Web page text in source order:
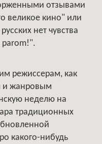
отзывами
великое кино" или
нет чувства
parom!".
режиссерам, как
и жанровым
неделю на
традиционных
какого-нибудь